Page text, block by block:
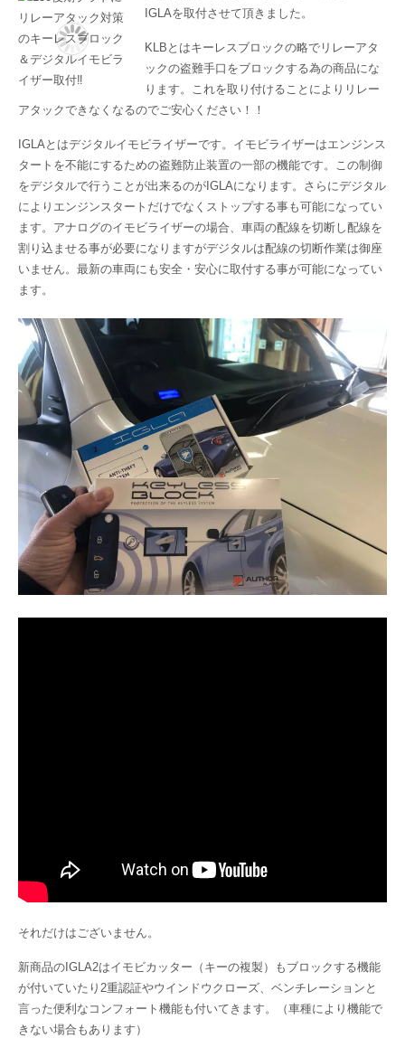
IGLAを取付させて頂きました。
KLBとはキーレスブロックの略でリレーアタ
ックの盗難手口をブロックする為の商品にな
ります。これを取り付けることによりリレー
アタックできなくなるのでご安心ください！！
IGLAとはデジタルイモビライザーです。イモビライザーはエンジンス
タートを不能にするための盗難防止装置の一部の機能です。この制御
をデジタルで行うことが出来るのがIGLAになります。さらにデジタル
によりエンジンスタートだけでなくストップする事も可能になってい
ます。アナログのイモビライザーの場合、車両の配線を切断し配線を
割り込ませる事が必要になりますがデジタルは配線の切断作業は御座
いません。最新の車両にも安全・安心に取付する事が可能になってい
ます。
それだけはございません。
新商品のIGLA2はイモビカッター（キーの複製）もブロックする機能
が付いていたり2重認証やウインドウクローズ、ベンチレーションと
言った便利なコンフォート機能も付いてきます。（車種により機能で
きない場合もあります）